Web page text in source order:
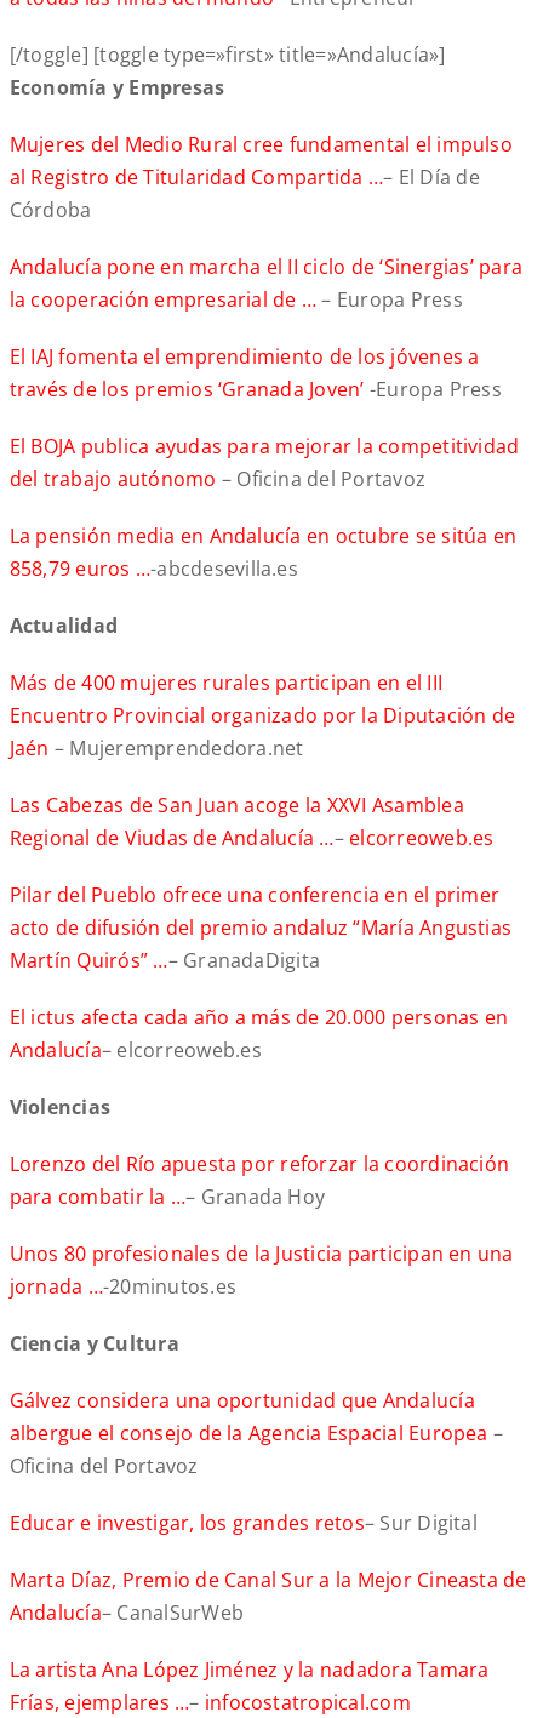
[/toggle] [toggle type=»first» title=»Andalucía»]
Economía y Empresas
Mujeres del Medio Rural cree fundamental el impulso
al Registro de Titularidad Compartida …– El Día de
Córdoba
Andalucía pone en marcha el II ciclo de ‘Sinergias’ para
la cooperación empresarial de …– Europa Press
El IAJ fomenta el emprendimiento de los jóvenes a
través de los premios ‘Granada Joven’ -Europa Press
El BOJA publica ayudas para mejorar la competitividad
del trabajo autónomo – Oficina del Portavoz
La pensión media en Andalucía en octubre se sitúa en
858,79 euros …-abcdesevilla.es
Actualidad
Más de 400 mujeres rurales participan en el III
Encuentro Provincial organizado por la Diputación de
Jaén – Mujeremprendedora.net
Las Cabezas de San Juan acoge la XXVI Asamblea
Regional de Viudas de Andalucía …– elcorreoweb.es
Pilar del Pueblo ofrece una conferencia en el primer
acto de difusión del premio andaluz “María Angustias
Martín Quirós” …– GranadaDigita
El ictus afecta cada año a más de 20.000 personas en
Andalucía– elcorreoweb.es
Violencias
Lorenzo del Río apuesta por reforzar la coordinación
para combatir la …– Granada Hoy
Unos 80 profesionales de la Justicia participan en una
jornada …-20minutos.es
Ciencia y Cultura
Gálvez considera una oportunidad que Andalucía
albergue el consejo de la Agencia Espacial Europea –
Oficina del Portavoz
Educar e investigar, los grandes retos– Sur Digital
Marta Díaz, Premio de Canal Sur a la Mejor Cineasta de
Andalucía– CanalSurWeb
La artista Ana López Jiménez y la nadadora Tamara
Frías, ejemplares …– infocostatropical.com